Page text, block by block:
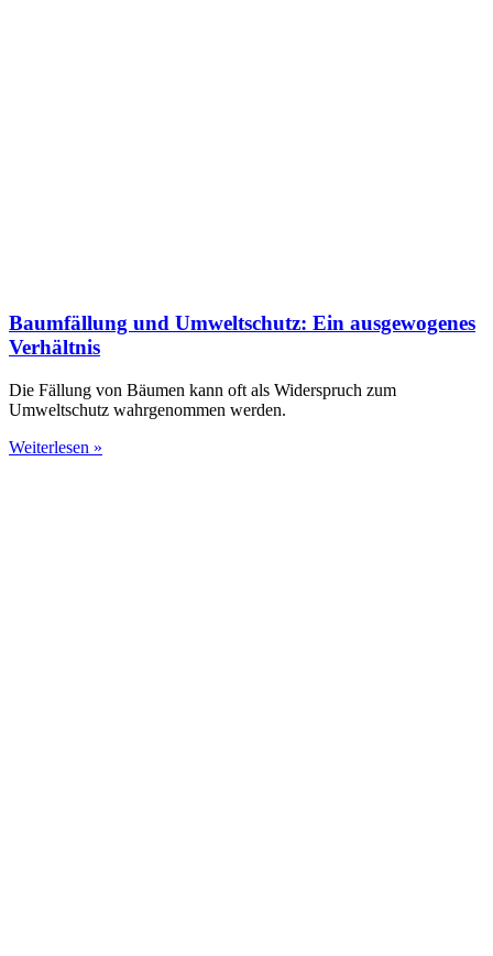
Baumfällung und Umweltschutz: Ein ausgewogenes
Verhältnis
Die Fällung von Bäumen kann oft als Widerspruch zum
Umweltschutz wahrgenommen werden.
Weiterlesen »